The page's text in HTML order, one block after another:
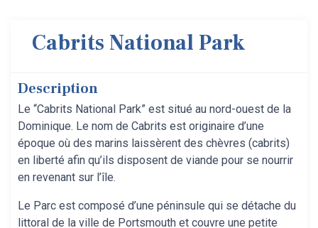
Cabrits National Park
Description
Le “Cabrits National Park” est situé au nord-ouest de la
Dominique. Le nom de Cabrits est originaire d’une
époque où des marins laissèrent des chèvres (cabrits)
en liberté afin qu’ils disposent de viande pour se nourrir
en revenant sur l’île.
Le Parc est composé d’une péninsule qui se détache du
littoral de la ville de Portsmouth et couvre une petite